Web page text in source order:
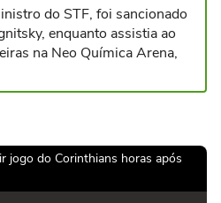
do STF, foi sancionado
enquanto assistia ao
na Neo Química Arena,
jogo do Corinthians horas após